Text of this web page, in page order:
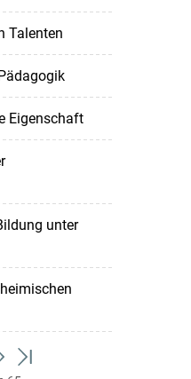
Talenten
Eigenschaft
unter
weiterzum